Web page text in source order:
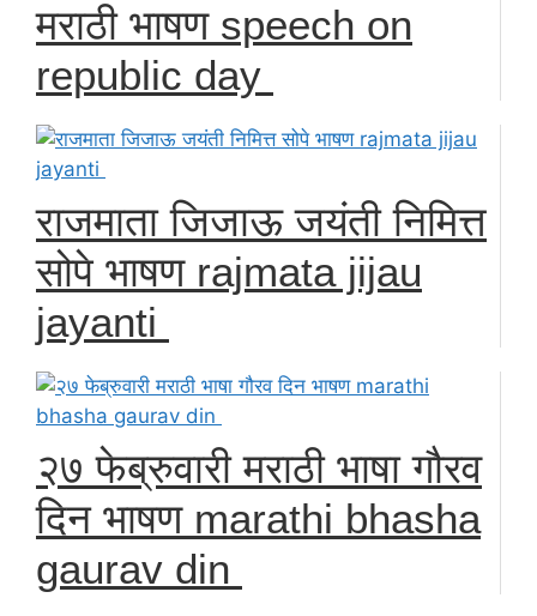
मराठी भाषण speech on
republic day
राजमाता जिजाऊ जयंती निमित्त
सोपे भाषण rajmata jijau
jayanti
२७ फेब्रुवारी मराठी भाषा गौरव
दिन भाषण marathi bhasha
gaurav din